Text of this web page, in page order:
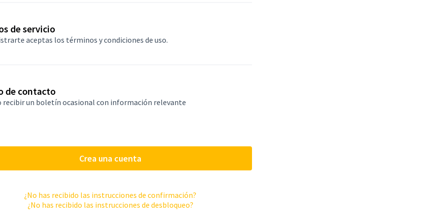
de servicio
aceptas los términos y condiciones de uso.
de contacto
recibir un boletín ocasional con información relevante
Crea una cuenta
¿No has recibido las instrucciones de confirmación?
¿No has recibido las instrucciones de desbloqueo?